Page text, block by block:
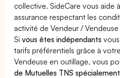
collective. SideCare vous aide
assurance respectant les
activité de Vendeur /
Sivous êtes indépendants
tarifs préférentiels grâce à
Vendeuse en outillage, vous
de Mutuelles TNS